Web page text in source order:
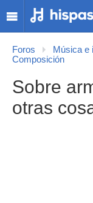
Foros Música e
Composición
Sobre
otras